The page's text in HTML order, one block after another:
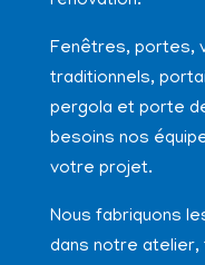
Fenêtres, portes,
traditionnels,
pergola et porte
besoins nos
votre projet.
Nous fabriquons
dans notre